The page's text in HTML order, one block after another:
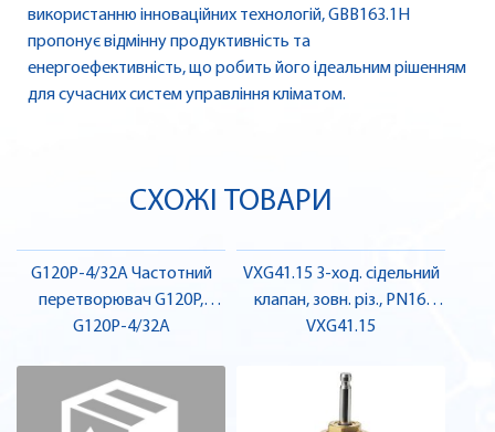
використанню інноваційних технологій, GBB163.1H
пропонує відмінну продуктивність та
енергоефективність, що робить його ідеальним рішенням
для сучасних систем управління кліматом.
СХОЖІ ТОВАРИ
G120P-4/32A Частотний
перетворювач G120P,
корпус FSB, IP20, фільтр A,
G120P-4/32A
VXG41.15 3-ход. сідельний
клапан, зовн. різ., PN16,
DN15, kvs 4 | SIEMENS
VXG41.15